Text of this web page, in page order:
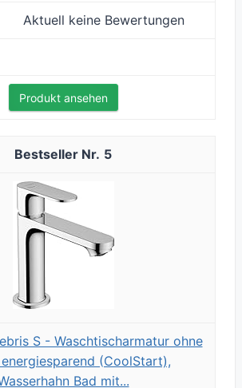
Aktuell keine Bewertungen
Produkt ansehen
5
S - Waschtischarmatur ohne
(CoolStart),
Bad mit...